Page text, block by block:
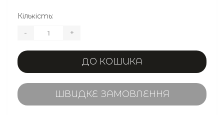
Кількість:
- +
ДО КОШИКА
ШВИДКЕ ЗАМОВЛЕННЯ